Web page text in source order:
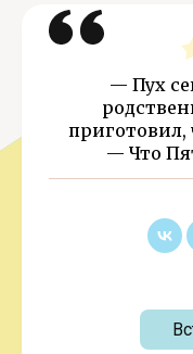
— Пух
приготовил,
— Что